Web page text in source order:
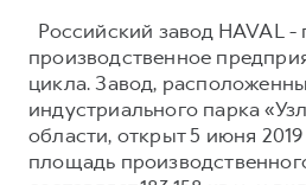
Российский завод HAVAL
производственное
цикла. Завод,
индустриального парка
области, открыт 5 июня
площадь